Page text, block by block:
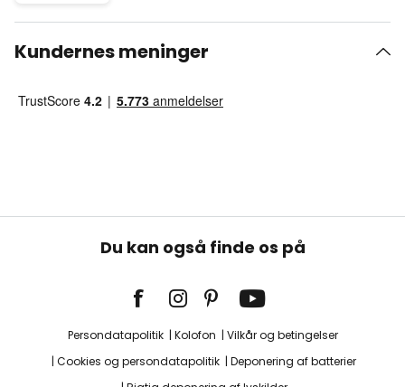
Kundernes meninger
Du kan også finde os på
Persondatapolitik Kolofon
Vilkår og betingelser
Cookies og persondatapolitik
Deponering af batterier